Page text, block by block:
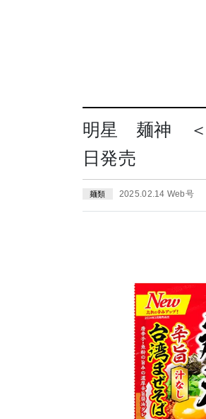
明星 麺神 ＜
日発売
麺類 2025.02.14 Web号